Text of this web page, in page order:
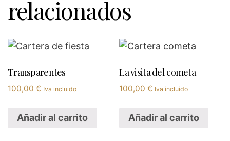
relacionados
Transparentes
100,00 € Iva incluido
Añadir al carrito
La visita del cometa
100,00€ Iva incluido
Añadir al carrito